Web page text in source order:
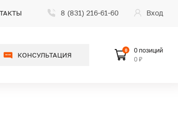
8 (831) 216-61-60 Вход
КОНСУЛЬТАЦИЯ
0
0 позиций
0 ₽